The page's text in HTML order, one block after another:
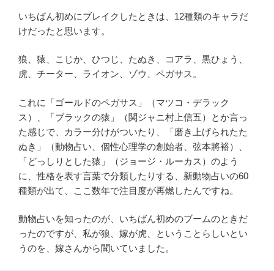
いちばん初めにブレイクしたときは、12種類のキャラだ
けだったと思います。
狼、猿、こじか、ひつじ、たぬき、コアラ、黒ひょう、
虎、チーター、ライオン、ゾウ、ペガサス。
これに「ゴールドのペガサス」（マツコ・デラック
ス）、「ブラックの猿」（関ジャニ村上信五）とか言っ
た感じで、カラー分けがついたり、「磨き上げられたた
ぬき」（動物占い、個性心理学の創始者、弦本將裕）、
「どっしりとした猿」（ジョージ・ルーカス）のよう
に、性格を表す言葉で分類したりする、新動物占いの60
種類が出て、ここ数年で注目度が再燃したんですね。
動物占いを知ったのが、いちばん初めのブームのときだ
ったのですが、私が狼、嫁が虎、ということらしいとい
うのを、嫁さんから聞いていました。